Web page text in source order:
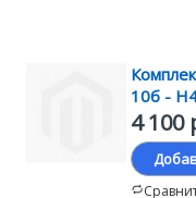
10б -
4 100